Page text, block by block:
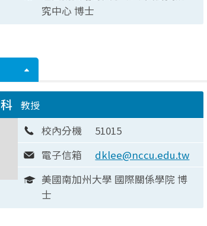
究中心 博士
教授
校內分機
51015
電子信箱
dklee@nccu.edu.tw
美國南加州大學 國際關係學院 博
士